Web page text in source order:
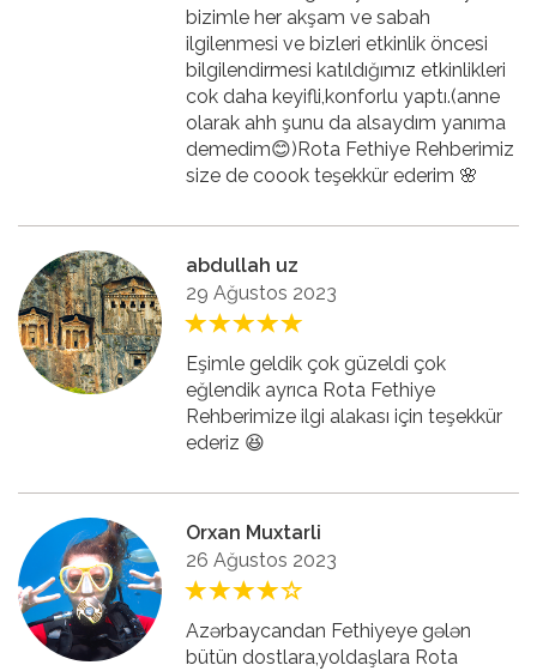
bizimle her akşam ve sabah
ilgilenmesi ve bizleri etkinlik öncesi
bilgilendirmesi katıldığımız etkinlikleri
cok daha keyifli,konforlu yaptı.(anne
olarak ahh şunu da alsaydım yanıma
demedim😊)Rota Fethiye Rehberimiz
size de coook teşekkür ederim 🌸
abdullah uz
29 Ağustos 2023
Eşimle geldik çok güzeldi çok
eğlendik ayrıca Rota Fethiye
Rehberimize ilgi alakası için teşekkür
ederiz 😆
Orxan Muxtarli
26 Ağustos 2023
Azərbaycandan Fethiyeye gələn
bütün dostlara,yoldaşlara Rota